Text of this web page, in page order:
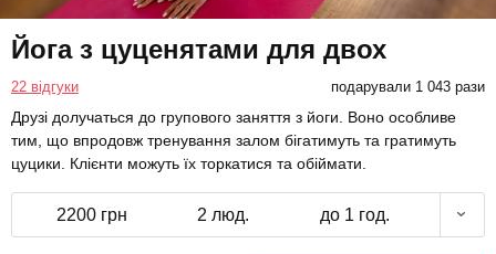
Йога з цуценятами для двох
22 відгуки подарували 1 043 рази
Друзі долучаться до групового заняття з йоги. Воно особливе
тим, що впродовж тренування залом бігатимуть та гратимуть
цуцики. Клієнти можуть їх торкатися та обіймати.
2200 грн 2 люд. до 1 год.